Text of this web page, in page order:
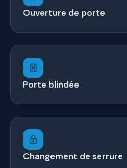
Ouverture de porte
Porte blindée
Changement de serrure